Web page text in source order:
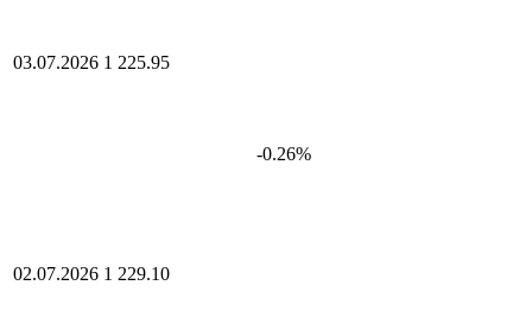
03.07.2026 1 225.95
-0.26%
02.07.2026 1 229.10